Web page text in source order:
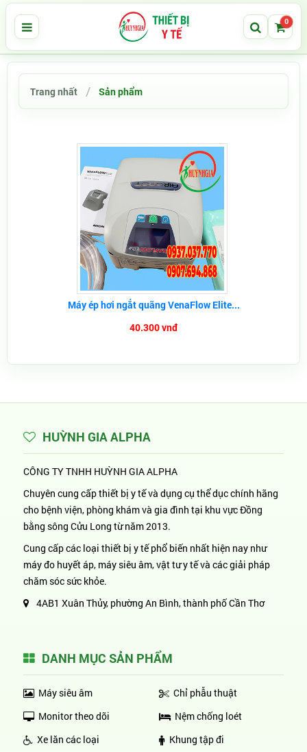
0
Trang nhất Sản phẩm
Máy ép hơi ngắt quãng VenaFlow Elite...
40.300 vnđ
HUỲNH GIA ALPHA
CÔNG TY TNHH HUỲNH GIA ALPHA
Chuyên cung cấp thiết bị y tế và dụng cụ thể dục chính hãng
cho bệnh viện, phòng khám và gia đình tại khu vực Đồng
bằng sông Cửu Long từ năm 2013.
Cung cấp các loại thiết bị y tế phổ biến nhất hiện nay như
máy đo huyết áp, máy siêu âm, vật tư y tế và các giải pháp
chăm sóc sức khỏe.
4AB1 Xuân Thủy, phường An Bình, thành phố Cần Thơ
DANH MỤC SẢN PHẨM
Máy siêu âm
Monitor theo dõi
Xe lăn các loại
Chỉ phẫu thuật
Nệm chống loét
Khung tập đi